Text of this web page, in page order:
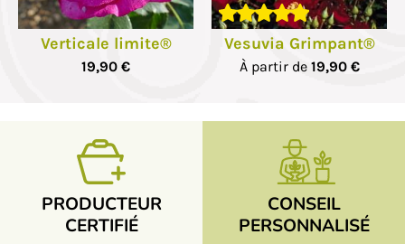
Verticale limite®
19,90 €
Vesuvia Grimpant®
À partir de 19,90 €
PRODUCTEUR
CERTIFIÉ
CONSEIL
PERSONNALISÉ